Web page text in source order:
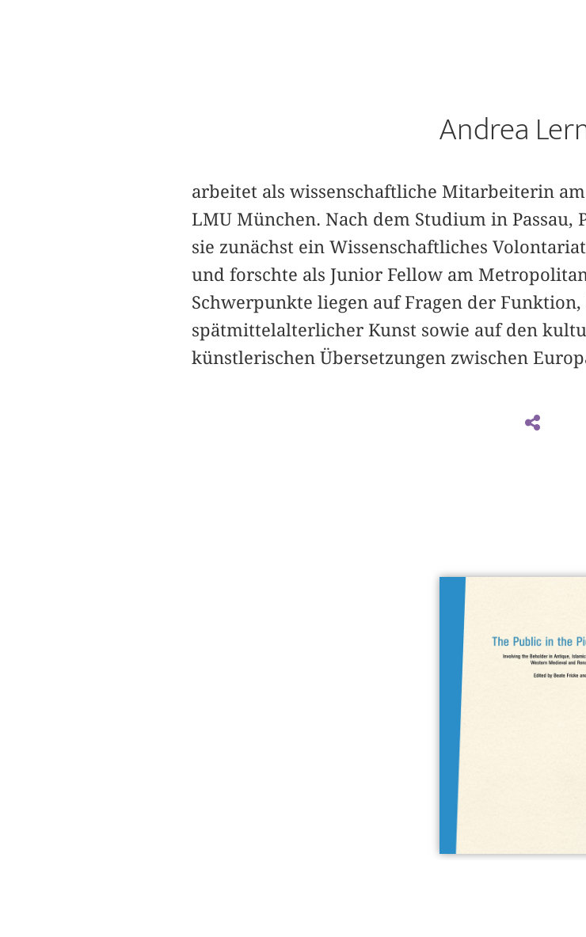
Andrea
arbeitet als wissenschaftliche Mitarbeiterin
LMU München. Nach dem Studium in
sie zunächst ein Wissenschaftliches
und forschte als Junior Fellow am
Schwerpunkte liegen auf Fragen der
spätmittelalterlicher Kunst sowie auf den
künstlerischen Übersetzungen zwischen